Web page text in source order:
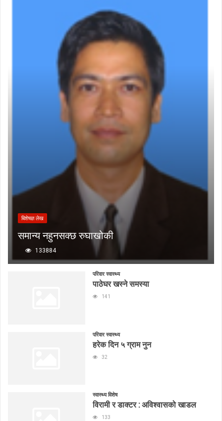
बिशेषज्ञ लेख
समान्य नहुनसक्छ रुघाखोकी
133884
परिवार स्वास्थ्य
पाठेघर खस्ने समस्या
141
परिवार स्वास्थ्य
हरेक दिन ५ ग्राम नुन
32
स्वास्थ्य विशेष
विरामी र डाक्टर : अविश्वासको खाडल
133